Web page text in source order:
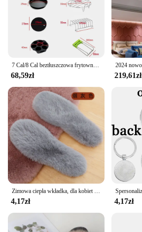
7 Cal/8 Cal beztłuszczowa frytownica zestaw akcesoriów akcesoria do frytkownicy spożywczej z koszykiem na ciasto patelnia do pizzy stojakiem na szpikulce ze stali nierdzewnej
68,59zł 219,61zł
Zimowa ciepła wkładka, dla kobiet i mężczyzn, imitacja sierść królika i polaru, gruba, odporna na zapachy, imitacja wełny, na zewnątrz, wkładka filcowa
4,17zł 4,17zł